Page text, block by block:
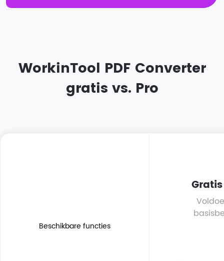
WorkinTool PDF Converter
gratis vs. Pro
Beschikbare functies